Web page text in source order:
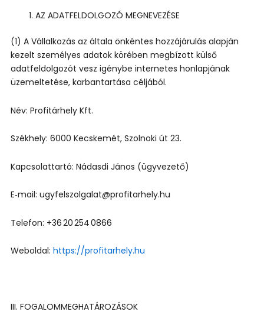
AZ ADATFELDOLGOZÓ MEGNEVEZÉSE
(1) A Vállalkozás az általa önkéntes hozzájárulás alapján
kezelt személyes adatok körében megbízott külső
adatfeldolgozót vesz igénybe internetes honlapjának
üzemeltetése, karbantartása céljából.
Név: Profitárhely Kft.
Székhely: 6000 Kecskemét, Szolnoki út 23.
Kapcsolattartó: Nádasdi János (ügyvezető)
E‑mail: ugyfelszolgalat@profitarhely.hu
Telefon: +36 20 254 0866
Weboldal: https://profitarhely.hu
III. FOGALOMMEGHATÁROZÁSOK